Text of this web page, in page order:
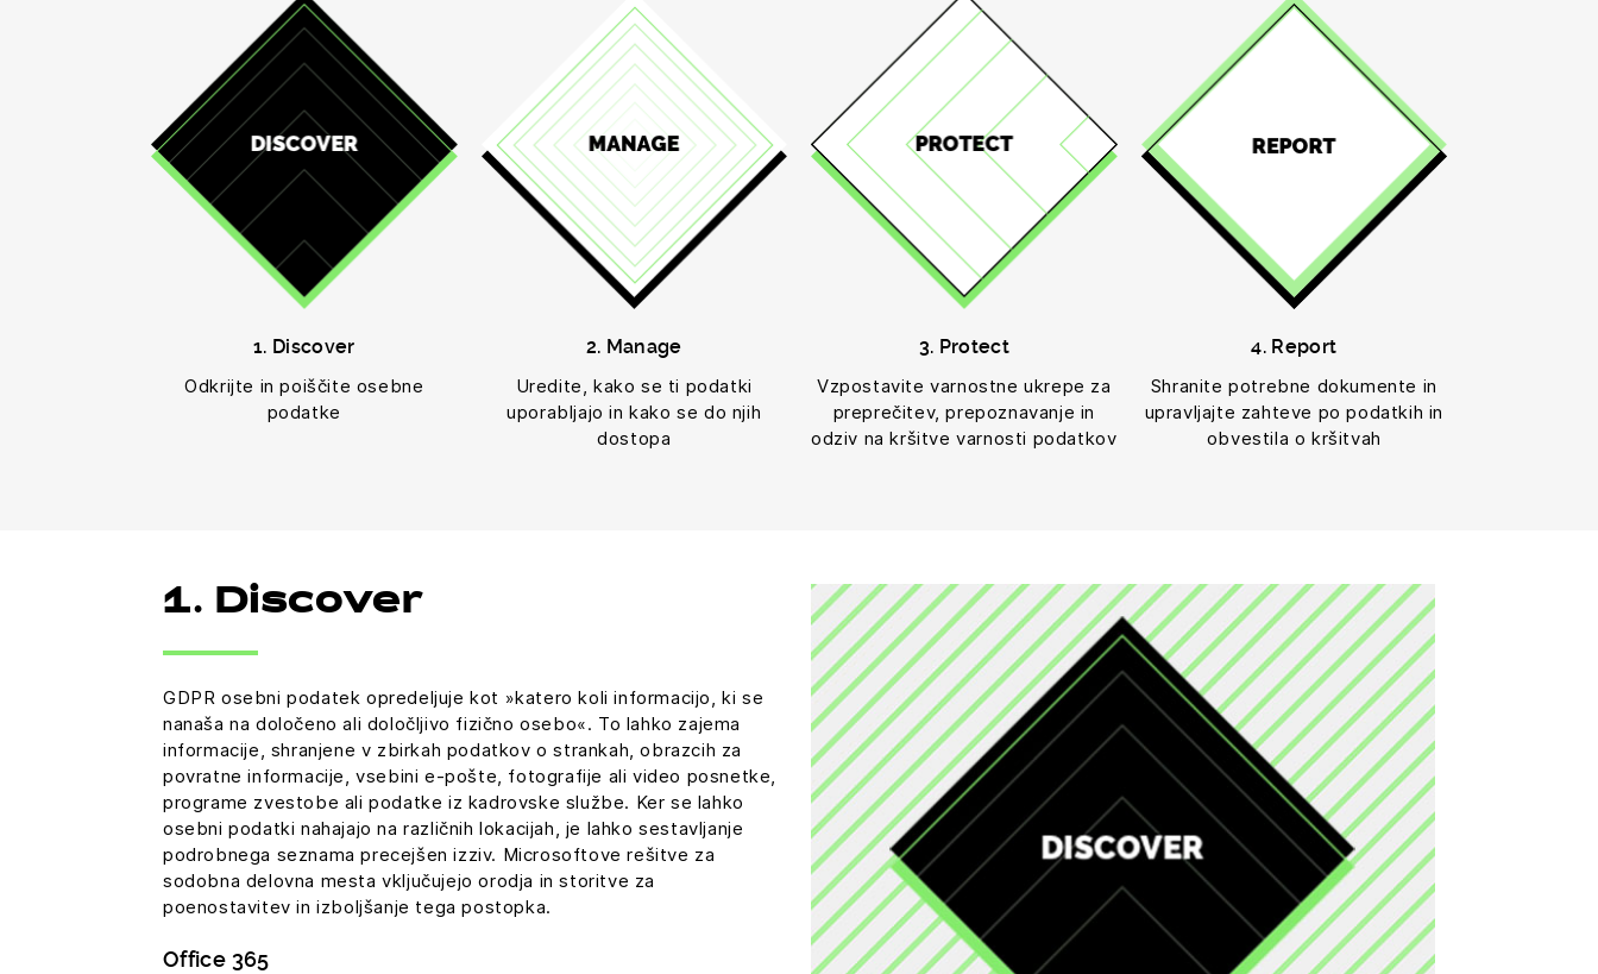
1. Discover
Odkrijte in poiščite osebne
podatke
2. Manage
Uredite, kako se ti podatki
uporabljajo in kako se do njih
dostopa
3. Protect
Vzpostavite varnostne ukrepe za
preprečitev, prepoznavanje in
odziv na kršitve varnosti podatkov
4. Report
Shranite potrebne dokumente in
upravljajte zahteve po podatkih in
obvestila o kršitvah
1. Discover
GDPR osebni podatek opredeljuje kot »katero koli informacijo, ki se
nanaša na določeno ali določljivo fizično osebo«. To lahko zajema
informacije, shranjene v zbirkah podatkov o strankah, obrazcih za
povratne informacije, vsebini e-pošte, fotografije ali video posnetke,
programe zvestobe ali podatke iz kadrovske službe. Ker se lahko
osebni podatki nahajajo na različnih lokacijah, je lahko sestavljanje
podrobnega seznama precejšen izziv. Microsoftove rešitve za
sodobna delovna mesta vključujejo orodja in storitve za
poenostavitev in izboljšanje tega postopka.
Office 365